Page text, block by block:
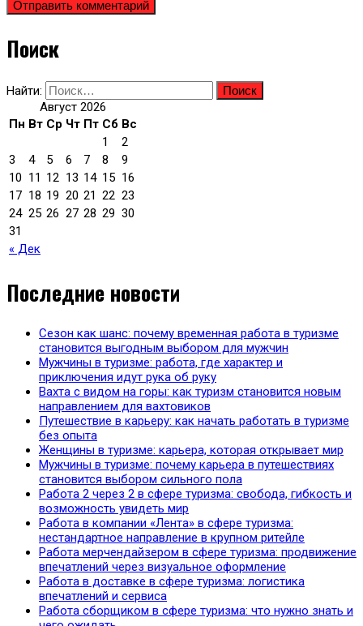
Поиск
Найти:
Август 2026
Пн Вт Ср Чт Пт Сб Вс
« Дек
1
2
3
4 5 6 7 8
9
10 11 12 13 14 15 16
17 18 19 20 21 22 23
24 25 26 27 28 29 30
31
Последние новости
Сезон как шанс: почему временная работа в туризме
становится выгодным выбором для мужчин
Мужчины в туризме: работа, где характер и
приключения идут рука об руку
Вахта с видом на горы: как туризм становится новым
направлением для вахтовиков
Путешествие в карьеру: как начать работать в туризме
без опыта
Женщины в туризме: карьера, которая открывает мир
Мужчины в туризме: почему карьера в путешествиях
становится выбором сильного пола
Работа 2 через 2 в сфере туризма: свобода, гибкость и
возможность увидеть мир
Работа в компании «Лента» в сфере туризма:
нестандартное направление в крупном ритейле
Работа мерчендайзером в сфере туризма: продвижение
впечатлений через визуальное оформление
Работа в доставке в сфере туризма: логистика
впечатлений и сервиса
Работа сборщиком в сфере туризма: что нужно знать и